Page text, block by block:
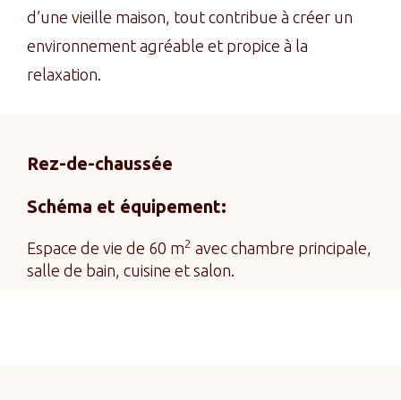
d’une vieille maison, tout contribue à créer un
environnement agréable et propice à la
relaxation.
Rez-de-chaussée
Schéma et équipement:
Espace de vie de 60 m2 avec chambre principale,
salle de bain, cuisine et salon.